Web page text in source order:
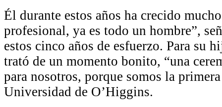
Él durante estos años ha crecido
profesional, ya es todo un hombre”,
estos cinco años de esfuerzo. Para su
trató de un momento bonito, “una
para nosotros, porque somos la
Universidad de O’Higgins.